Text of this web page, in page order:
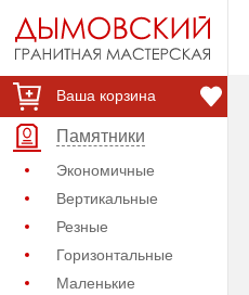
Ваша корзина
Памятники
Экономичные
Вертикальные
Резные
Горизонтальные
Маленькие